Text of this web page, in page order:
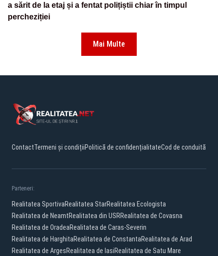
a sărit de la etaj și a fentat polițiștii chiar în timpul
percheziției
Mai Multe
ContactTermeni și condițiiPolitică de confidențialitateCod de conduită
Parteneri:
Realitatea SportivaRealitatea StarRealitatea Ecologista
Realitatea de NeamtRealitatea din USRRealitatea de Covasna
Realitatea de OradeaRealitatea de Caras-Severin
Realitatea de HarghitaRealitatea de ConstantaRealitatea de Arad
Realitatea de ArgesRealitatea de IasiRealitatea de Satu Mare